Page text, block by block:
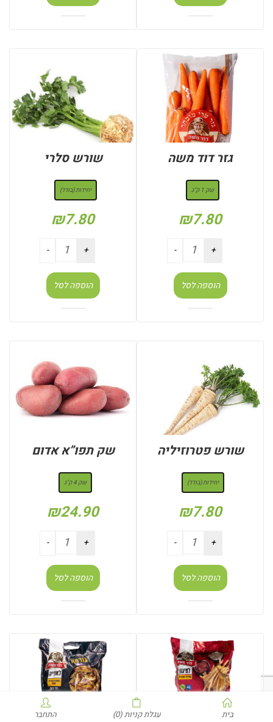
גזר דוד משה
שק 1 ק"ג
₪7.80
הוספה לסל
שורש סלרי
יחידות (בודד)
₪7.80
הוספה לסל
שורש פטרוזיליה
יחידות (בודד)
₪7.80
הוספה לסל
שק תפו”א אדום
שק 4 ק"ג
₪24.90
הוספה לסל
בית עגלת קניות(0) התחבר